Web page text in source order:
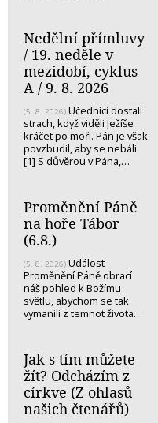
Nedělní přímluvy
/ 19. neděle v
mezidobí, cyklus
A / 9. 8. 2026
(5. 8. 2026) Učedníci dostali
strach, když viděli Ježíše
kráčet po moři. Pán je však
povzbudil, aby se nebáli.
[1] S důvěrou v Pána,…
Proměnění Páně
na hoře Tábor
(6.8.)
(5. 8. 2026) Událost
Proměnění Páně obrací
náš pohled k Božímu
světlu, abychom se tak
vymanili z temnot života…
Jak s tím můžete
žít? Odcházím z
církve (Z ohlasů
našich čtenářů)